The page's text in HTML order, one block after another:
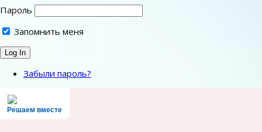
Пароль
Запомнить меня
Забыли пароль?
Решаем вместе